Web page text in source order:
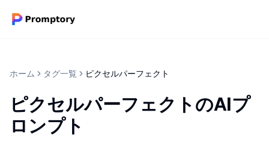
ホーム タグ一覧 ピクセルパーフェクト
ピクセルパーフェクトのAIプ
ロンプト